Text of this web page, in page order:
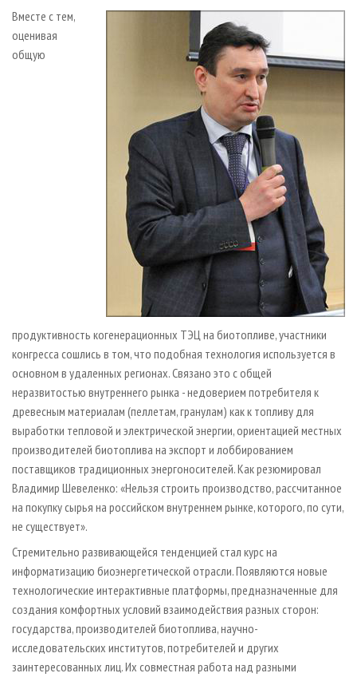
Вместе с тем,
оценивая
общую
продуктивность когенерационных ТЭЦ на биотопливе, участники
конгресса сошлись в том, что подобная технология используется в
основном в удаленных регионах. Связано это с общей
неразвитостью внутреннего рынка - недоверием потребителя к
древесным материалам (пеллетам, гранулам) как к топливу для
выработки тепловой и электрической энергии, ориентацией местных
производителей биотоплива на экспорт и лоббированием
поставщиков традиционных энергоносителей. Как резюмировал
Владимир Шевеленко: «Нельзя строить производство, рассчитанное
на покупку сырья на российском внутреннем рынке, которого, по сути,
не существует».
Стремительно развивающейся тенденцией стал курс на
информатизацию биоэнергетической отрасли. Появляются новые
технологические интерактивные платформы, предназначенные для
создания комфортных условий взаимодействия разных сторон:
государства, производителей биотоплива, научно-
исследовательских институтов, потребителей и других
заинтересованных лиц. Их совместная работа над разными